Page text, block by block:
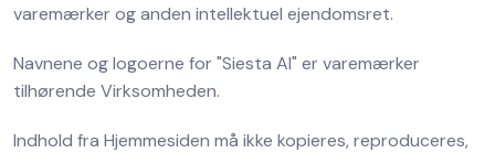
varemærker og anden intellektuel ejendomsret.
Navnene og logoerne for "Siesta AI" er varemærker
tilhørende Virksomheden.
Indhold fra Hjemmesiden må ikke kopieres, reproduceres,